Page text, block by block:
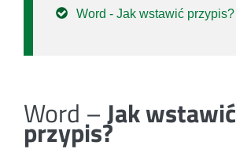
Word - Jak wstawić przypis?
Word –Jak wstawić
przypis?